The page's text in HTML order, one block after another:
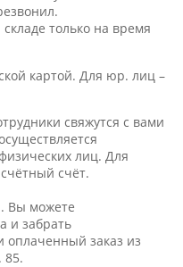
только на время
картой. Для юр. лиц –
свяжутся с вами
лиц. Для
счёт.
Вы можете
и забрать
заказ из
85.